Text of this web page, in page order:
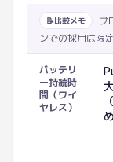
📝比較メモ
プ
ンでの採用は限
バッテリ
ー持続時
間（ワイ
ヤレス）